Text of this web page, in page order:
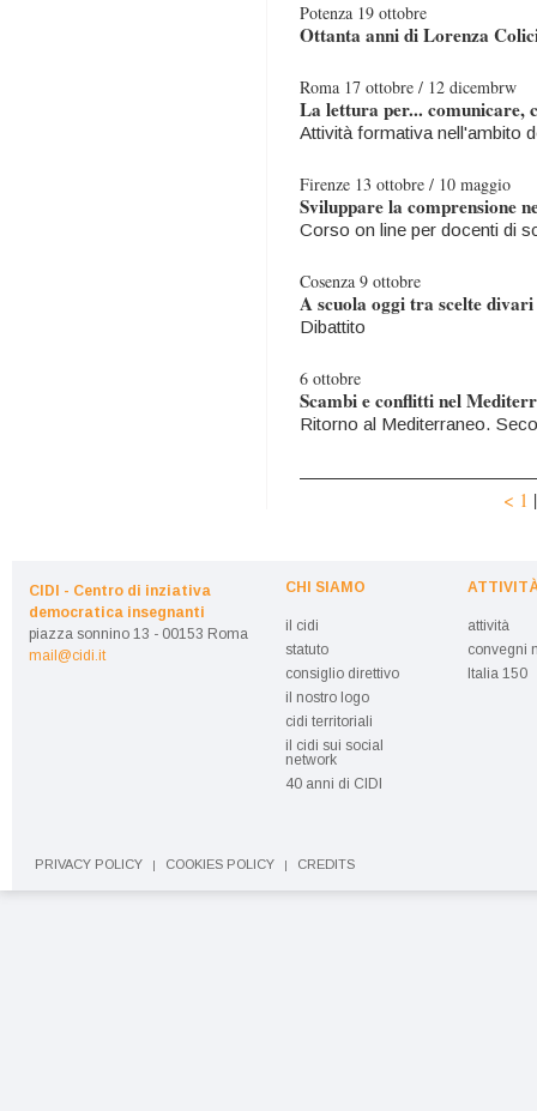
Potenza 19 ottobre
Ottanta anni di Lorenza
Roma 17 ottobre / 12 dicembrw
La lettura per... comunicare,
Attività formativa nell'ambito
Firenze 13 ottobre / 10 maggio
Sviluppare la comprensione
Corso on line per docenti di
Cosenza 9 ottobre
A scuola oggi tra scelte
Dibattito
6 ottobre
Scambi e conflitti nel
Ritorno al Mediterraneo.
< 1
CIDI - Centro di inziativa
democratica insegnanti
piazza sonnino 13 - 00153 Roma
mail@cidi.it
CHI SIAMO
il cidi
statuto
consiglio direttivo
il nostro logo
cidi territoriali
il cidi sui social
network
40 anni di CIDI
attività
convegni
Italia 150
PRIVACY POLICY COOKIES POLICY CREDITS